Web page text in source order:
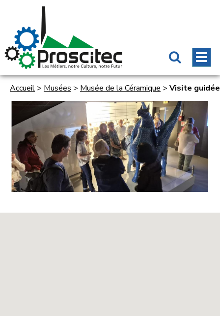
Accueil > Musées > Musée de la Céramique > Visite guidée